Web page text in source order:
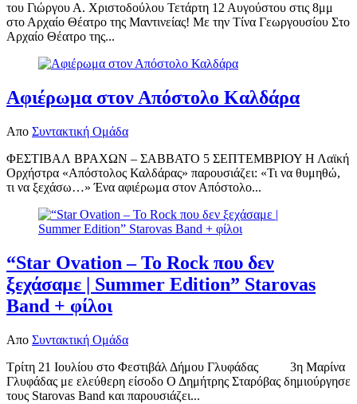
του Γιώργου Α. Χριστοδούλου Τετάρτη 12 Αυγούστου στις 8μμ
στο Αρχαίο Θέατρο της Μαντινείας! Με την Τίνα Γεωργουσίου Στο
Αρχαίο Θέατρο της...
Αφιέρωμα στον Απόστολο Καλδάρα
Απο Συντακτική Ομάδα
ΦΕΣΤΙΒΑΛ ΒΡΑΧΩΝ – ΣΑΒΒΑΤΟ 5 ΣΕΠΤΕΜΒΡΙΟΥ Η Λαϊκή
Ορχήστρα «Απόστολος Καλδάρας» παρουσιάζει: «Τι να θυμηθώ,
τι να ξεχάσω…» Ένα αφιέρωμα στον Απόστολο...
“Star Ovation – Το Rock που δεν
ξεχάσαμε | Summer Edition” Starovas
Band + φίλοι
Απο Συντακτική Ομάδα
Τρίτη 21 Ιουλίου στο Φεστιβάλ Δήμου Γλυφάδας 3η Μαρίνα
Γλυφάδας με ελεύθερη είσοδο Ο Δημήτρης Σταρόβας δημιούργησε
τους Starovas Band και παρουσιάζει...